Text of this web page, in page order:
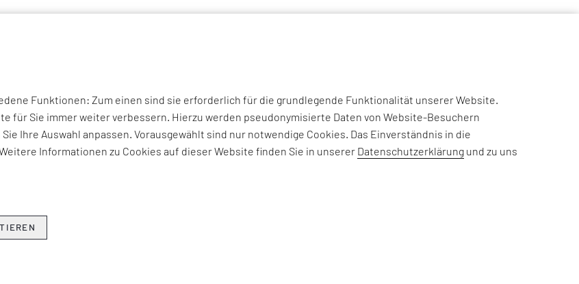
Funktionen: Zum einen sind sie erforderlich für die grundlegende Funktionalität unserer Website.
für Sie immer weiter verbessern. Hierzu werden pseudonymisierte Daten von Website-Besuchern
Ihre Auswahl anpassen. Vorausgewählt sind nur notwendige Cookies. Das Einverständnis in die
Informationen zu Cookies auf dieser Website finden Sie in unserer Datenschutzerklärung und zu uns